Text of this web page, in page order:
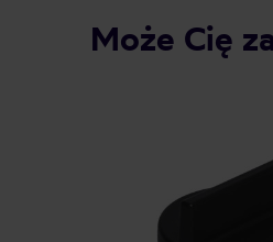
Może Cię